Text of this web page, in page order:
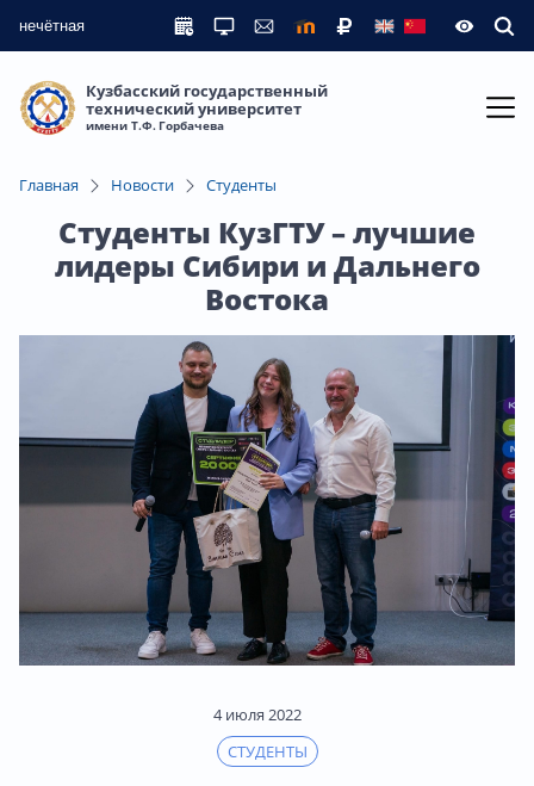
нечётная
Кузбасский государственный
технический университет
имени Т.Ф. Горбачева
Главная Новости Студенты
Студенты КузГТУ – лучшие
лидеры Сибири и Дальнего
Востока
4 июля 2022
СТУДЕНТЫ